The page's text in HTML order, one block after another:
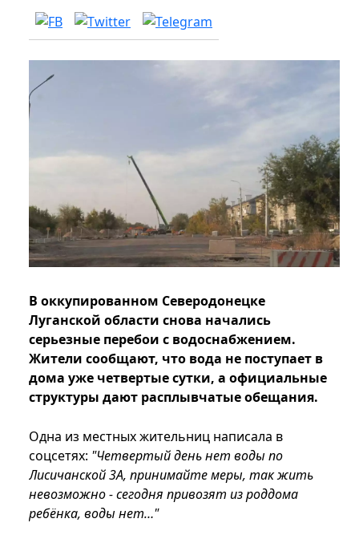
В оккупированном Северодонецке
Луганской области снова начались
серьезные перебои с водоснабжением.
Жители сообщают, что вода не поступает в
дома уже четвертые сутки, а официальные
структуры дают расплывчатые обещания.
Одна из местных жительниц написала в
соцсетях: "Четвертый день нет воды по
Лисичанской 3А, принимайте меры, так жить
невозможно - сегодня привозят из роддома
ребёнка, воды нет…"